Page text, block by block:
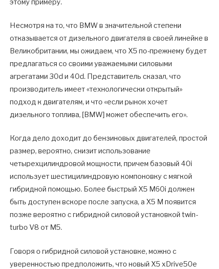
этому примеру.
Несмотря на то, что BMW в значительной степени
отказывается от дизельного двигателя в своей линейке в
Великобритании, мы ожидаем, что X5 по-прежнему будет
предлагаться со своими уважаемыми силовыми
агрегатами 30d и 40d. Представитель сказал, что
производитель имеет «технологически открытый»
подход к двигателям, и что «если рынок хочет
дизельного топлива, [BMW] может обеспечить его».
Когда дело доходит до бензиновых двигателей, простой
размер, вероятно, снизит использование
четырехцилиндровой мощности, причем базовый 40i
использует шестицилиндровую компоновку с мягкой
гибридной помощью. Более быстрый X5 M60i должен
быть доступен вскоре после запуска, а X5 M появится
позже вероятно с гибридной силовой установкой twin-
turbo V8 от M5.
Говоря о гибридной силовой установке, можно с
уверенностью предположить, что новый X5 xDrive50e